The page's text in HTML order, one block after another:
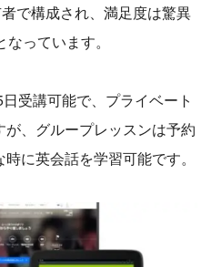
で構成され、満足度は驚異
っています。
受講可能で、プライベート
、グループレッスンは予約
に英会話を学習可能です。